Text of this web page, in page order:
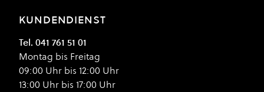
KUNDENDIENST
Tel. 041 761 51 01
Montag bis Freitag
09:00 Uhr bis 12:00 Uhr
13:00 Uhr bis 17:00 Uhr